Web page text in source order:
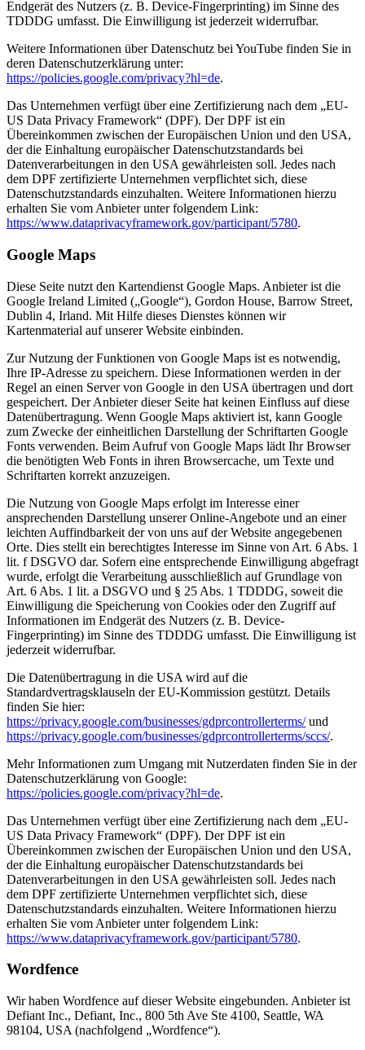
Endgerät des Nutzers (z. B. Device-Fingerprinting) im Sinne des
TDDDG umfasst. Die Einwilligung ist jederzeit widerrufbar.
Weitere Informationen über Datenschutz bei YouTube finden Sie in
deren Datenschutzerklärung unter:
https://policies.google.com/privacy?hl=de.
Das Unternehmen verfügt über eine Zertifizierung nach dem „EU-
US Data Privacy Framework“ (DPF). Der DPF ist ein
Übereinkommen zwischen der Europäischen Union und den USA,
der die Einhaltung europäischer Datenschutzstandards bei
Datenverarbeitungen in den USA gewährleisten soll. Jedes nach
dem DPF zertifizierte Unternehmen verpflichtet sich, diese
Datenschutzstandards einzuhalten. Weitere Informationen hierzu
erhalten Sie vom Anbieter unter folgendem Link:
https://www.dataprivacyframework.gov/participant/5780.
Google Maps
Diese Seite nutzt den Kartendienst Google Maps. Anbieter ist die
Google Ireland Limited („Google“), Gordon House, Barrow Street,
Dublin 4, Irland. Mit Hilfe dieses Dienstes können wir
Kartenmaterial auf unserer Website einbinden.
Zur Nutzung der Funktionen von Google Maps ist es notwendig,
Ihre IP-Adresse zu speichern. Diese Informationen werden in der
Regel an einen Server von Google in den USA übertragen und dort
gespeichert. Der Anbieter dieser Seite hat keinen Einfluss auf diese
Datenübertragung. Wenn Google Maps aktiviert ist, kann Google
zum Zwecke der einheitlichen Darstellung der Schriftarten Google
Fonts verwenden. Beim Aufruf von Google Maps lädt Ihr Browser
die benötigten Web Fonts in ihren Browsercache, um Texte und
Schriftarten korrekt anzuzeigen.
Die Nutzung von Google Maps erfolgt im Interesse einer
ansprechenden Darstellung unserer Online-Angebote und an einer
leichten Auffindbarkeit der von uns auf der Website angegebenen
Orte. Dies stellt ein berechtigtes Interesse im Sinne von Art. 6 Abs. 1
lit. f DSGVO dar. Sofern eine entsprechende Einwilligung abgefragt
wurde, erfolgt die Verarbeitung ausschließlich auf Grundlage von
Art. 6 Abs. 1 lit. a DSGVO und § 25 Abs. 1 TDDDG, soweit die
Einwilligung die Speicherung von Cookies oder den Zugriff auf
Informationen im Endgerät des Nutzers (z. B. Device-
Fingerprinting) im Sinne des TDDDG umfasst. Die Einwilligung ist
jederzeit widerrufbar.
Die Datenübertragung in die USA wird auf die
Standardvertragsklauseln der EU-Kommission gestützt. Details
finden Sie hier:
https://privacy.google.com/businesses/gdprcontrollerterms/und
https://privacy.google.com/businesses/gdprcontrollerterms/sccs/.
Mehr Informationen zum Umgang mit Nutzerdaten finden Sie in der
Datenschutzerklärung von Google:
https://policies.google.com/privacy?hl=de.
Das Unternehmen verfügt über eine Zertifizierung nach dem „EU-
US Data Privacy Framework“ (DPF). Der DPF ist ein
Übereinkommen zwischen der Europäischen Union und den USA,
der die Einhaltung europäischer Datenschutzstandards bei
Datenverarbeitungen in den USA gewährleisten soll. Jedes nach
dem DPF zertifizierte Unternehmen verpflichtet sich, diese
Datenschutzstandards einzuhalten. Weitere Informationen hierzu
erhalten Sie vom Anbieter unter folgendem Link:
https://www.dataprivacyframework.gov/participant/5780.
Wordfence
Wir haben Wordfence auf dieser Website eingebunden. Anbieter ist
Defiant Inc., Defiant, Inc., 800 5th Ave Ste 4100, Seattle, WA
98104, USA (nachfolgend „Wordfence“).